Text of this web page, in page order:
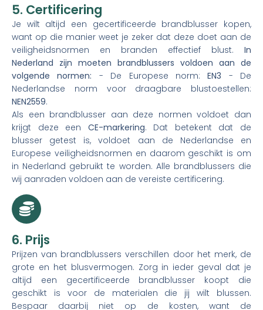
5. Certificering
Je wilt altijd een gecertificeerde brandblusser kopen,
want op die manier weet je zeker dat deze doet aan de
veiligheidsnormen en branden effectief blust. In
Nederland zijn moeten brandblussers voldoen aan de
volgende normen: - De Europese norm:EN3 - De
Nederlandse norm voor draagbare blustoestellen:
NEN2559.
Als een brandblusser aan deze normen voldoet dan
krijgt deze een CE-markering. Dat betekent dat de
blusser getest is, voldoet aan de Nederlandse en
Europese veiligheidsnormen en daarom geschikt is om
in Nederland gebruikt te worden. Alle brandblussers die
wij aanraden voldoen aan de vereiste certificering.
6. Prijs
Prijzen van brandblussers verschillen door het merk, de
grote en het blusvermogen. Zorg in ieder geval dat je
altijd een gecertificeerde brandblusser koopt die
geschikt is voor de materialen die jij wilt blussen.
Bespaar daarbij niet op de kosten, want de